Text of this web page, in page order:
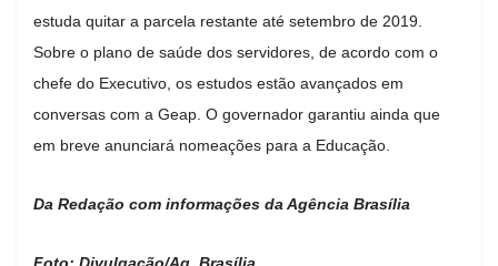
estuda quitar a parcela restante até setembro de 2019.
Sobre o plano de saúde dos servidores, de acordo com o
chefe do Executivo, os estudos estão avançados em
conversas com a Geap. O governador garantiu ainda que
em breve anunciará nomeações para a Educação.
Da Redação com informações da Agência Brasília